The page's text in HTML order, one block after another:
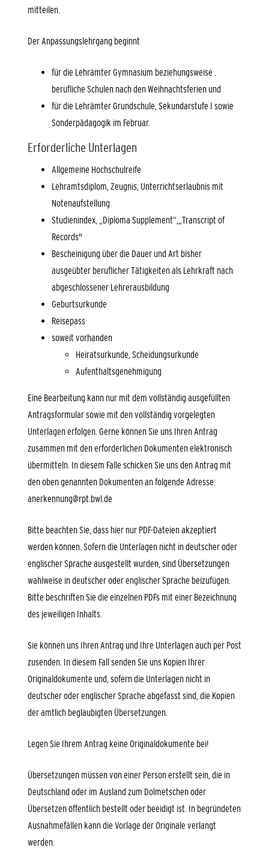
mitteilen.
Der Anpassungslehrgang beginnt
für die Lehrämter Gymnasium beziehungsweise .
berufliche Schulen nach den Weihnachtsferien und
für die Lehrämter Grundschule, Sekundarstufe I sowie
Sonderpädagogik im Februar.
Erforderliche Unterlagen
Allgemeine Hochschulreife
Lehramtsdiplom, Zeugnis, Unterrichtserlaubnis mit
Notenaufstellung
Studienindex, „Diploma Supplement“,„Transcript of
Records"
Bescheinigung über die Dauer und Art bisher
ausgeübter beruflicher Tätigkeiten als Lehrkraft nach
abgeschlossener Lehrerausbildung
Geburtsurkunde
Reisepass
soweit vorhanden
Heiratsurkunde, Scheidungsurkunde
Aufenthaltsgenehmigung
Eine Bearbeitung kann nur mit dem vollständig ausgefüllten
Antragsformular sowie mit den vollständig vorgelegten
Unterlagen erfolgen. Gerne können Sie uns Ihren Antrag
zusammen mit den erforderlichen Dokumenten elektronisch
übermitteln. In diesem Falle schicken Sie uns den Antrag mit
den oben genannten Dokumenten an folgende Adresse:
anerkennung@rpt.bwl.de
Bitte beachten Sie, dass hier nur PDF-Dateien akzeptiert
werden können. Sofern die Unterlagen nicht in deutscher oder
englischer Sprache ausgestellt wurden, sind Übersetzungen
wahlweise in deutscher oder englischer Sprache beizufügen.
Bitte beschriften Sie die einzelnen PDFs mit einer Bezeichnung
des jeweiligen Inhalts.
Sie können uns Ihren Antrag und Ihre Unterlagen auch per Post
zusenden. In diesem Fall senden Sie uns Kopien Ihrer
Originaldokumente und, sofern die Unterlagen nicht in
deutscher oder englischer Sprache abgefasst sind, die Kopien
der amtlich beglaubigten Übersetzungen.
Legen Sie Ihrem Antrag keine Originaldokumente bei!
Übersetzungen müssen von einer Person erstellt sein, die in
Deutschland oder im Ausland zum Dolmetschen oder
Übersetzen öffentlich bestellt oder beeidigt ist. In begründeten
Ausnahmefällen kann die Vorlage der Originale verlangt
werden.